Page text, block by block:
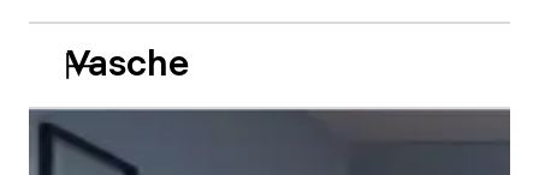
Vasche